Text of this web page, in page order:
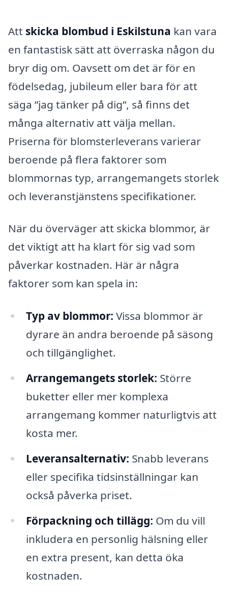
Att skicka blombud i Eskilstuna kan vara
en fantastisk sätt att överraska någon du
bryr dig om. Oavsett om det är för en
födelsedag, jubileum eller bara för att
säga ”jag tänker på dig”, så finns det
många alternativ att välja mellan.
Priserna för blomsterleverans varierar
beroende på flera faktorer som
blommornas typ, arrangemangets storlek
och leveranstjänstens specifikationer.
När du överväger att skicka blommor, är
det viktigt att ha klart för sig vad som
påverkar kostnaden. Här är några
faktorer som kan spela in:
Typ av blommor: Vissa blommor är
dyrare än andra beroende på säsong
och tillgänglighet.
Arrangemangets storlek: Större
buketter eller mer komplexa
arrangemang kommer naturligtvis att
kosta mer.
Leveransalternativ: Snabb leverans
eller specifika tidsinställningar kan
också påverka priset.
Förpackning och tillägg: Om du vill
inkludera en personlig hälsning eller
en extra present, kan detta öka
kostnaden.